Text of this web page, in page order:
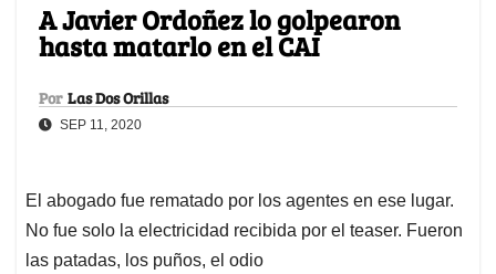
A Javier Ordoñez lo golpearon
hasta matarlo en el CAI
Por Las Dos Orillas
SEP 11, 2020
El abogado fue rematado por los agentes en ese lugar.
No fue solo la electricidad recibida por el teaser. Fueron
las patadas, los puños, el odio